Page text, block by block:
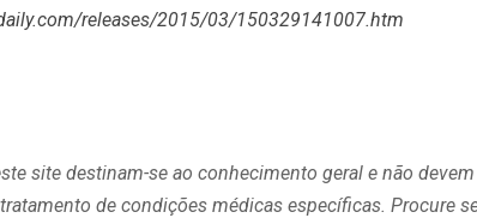
releases/2015/03/150329141007.htm
site destinam-se ao conhecimento geral e não
de condições médicas específicas. Procure